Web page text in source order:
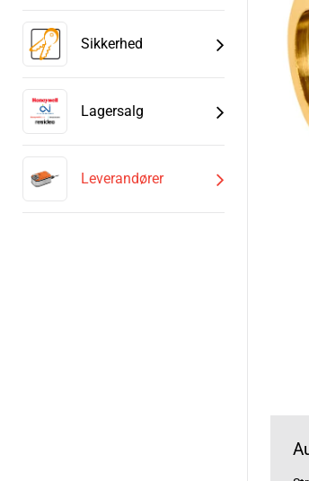
Sikkerhed
Lagersalg
Leverandører